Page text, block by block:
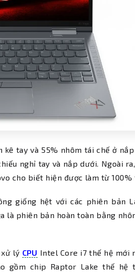
kê tay và 55% nhôm tái chế ở
nghỉ tay và nắp dưới. Ngoài
cho biết hiện được làm từ 100%
giống hệt với các phiên bản
là phiên bản hoàn toàn bằng
xử lý CPU Intel Core i7 thế hệ mới
gồm chip Raptor Lake thế hệ